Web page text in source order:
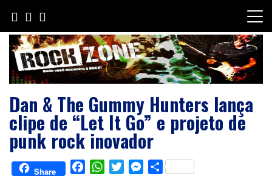
content
Dan & The Gummy Hunters lança
clipe de “Let It Go” e projeto de
punk rock inovador
Share FacebookWhatsAppTwitterMessenger
Share